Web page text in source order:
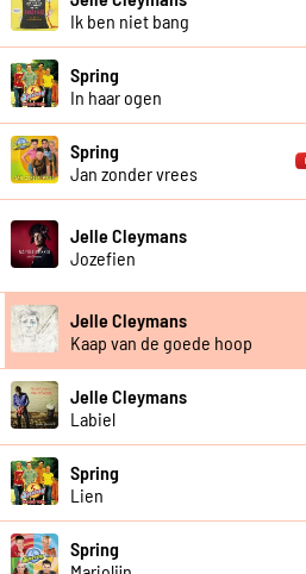
Ik ben niet bang
Spring
In haar ogen
Spring
Jan zonder vrees
Jelle Cleymans
Jozefien
Jelle Cleymans
Kaap van de goede hoop
Jelle Cleymans
Labiel
Spring
Lien
Spring